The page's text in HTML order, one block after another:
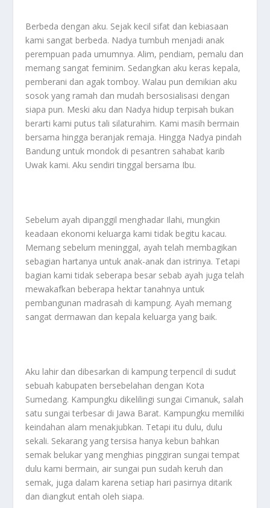
Berbeda dengan aku. Sejak kecil sifat dan kebiasaan
kami sangat berbeda. Nadya tumbuh menjadi anak
perempuan pada umumnya. Alim, pendiam, pemalu dan
memang sangat feminim. Sedangkan aku keras kepala,
pemberani dan agak tomboy. Walau pun demikian aku
sosok yang ramah dan mudah bersosialisasi dengan
siapa pun. Meski aku dan Nadya hidup terpisah bukan
berarti kami putus tali silaturahim. Kami masih bermain
bersama hingga beranjak remaja. Hingga Nadya pindah
Bandung untuk mondok di pesantren sahabat karib
Uwak kami. Aku sendiri tinggal bersama Ibu.
Sebelum ayah dipanggil menghadar Ilahi, mungkin
keadaan ekonomi keluarga kami tidak begitu kacau.
Memang sebelum meninggal, ayah telah membagikan
sebagian hartanya untuk anak-anak dan istrinya. Tetapi
bagian kami tidak seberapa besar sebab ayah juga telah
mewakafkan beberapa hektar tanahnya untuk
pembangunan madrasah di kampung. Ayah memang
sangat dermawan dan kepala keluarga yang baik.
Aku lahir dan dibesarkan di kampung terpencil di sudut
sebuah kabupaten bersebelahan dengan Kota
Sumedang. Kampungku dikelilingi sungai Cimanuk, salah
satu sungai terbesar di Jawa Barat. Kampungku memiliki
keindahan alam menakjubkan. Tetapi itu dulu, dulu
sekali. Sekarang yang tersisa hanya kebun bahkan
semak belukar yang menghias pinggiran sungai tempat
dulu kami bermain, air sungai pun sudah keruh dan
semak, juga dalam karena setiap hari pasirnya ditarik
dan diangkut entah oleh siapa.